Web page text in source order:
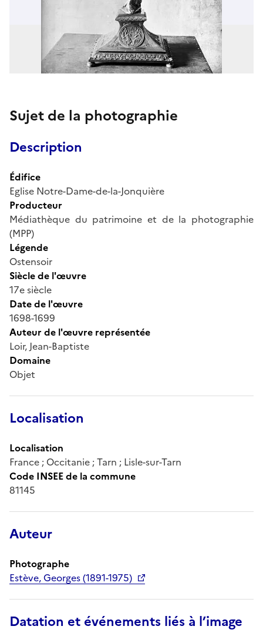
Sujet de la photographie
Description
Édifice
Eglise Notre-Dame-de-la-Jonquière
Producteur
Médiathèque du patrimoine et de la photographie
(MPP)
Légende
Ostensoir
Siècle de l'œuvre
17e siècle
Date de l'œuvre
1698-1699
Auteur de l'œuvre représentée
Loir, Jean-Baptiste
Domaine
Objet
Localisation
Localisation
France ; Occitanie ; Tarn ; Lisle-sur-Tarn
Code INSEE de la commune
81145
Auteur
Photographe
Estève, Georges (1891-1975)
Datation et événements liés à l’image